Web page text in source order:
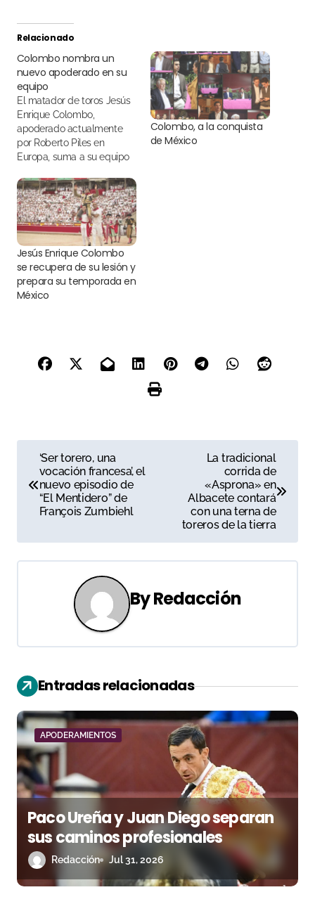
Relacionado
Colombo nombra un
nuevo apoderado en su
equipo
El matador de toros Jesús
Enrique Colombo,
apoderado actualmente
por Roberto Piles en
Europa, suma a su equipo
conocimiento del taurino
Fernando Ochoa para
dirigir su carrera en México
Colombo, a la conquista
de México
Jesús Enrique Colombo
se recupera de su lesión y
prepara su temporada en
México
a
e
g
i
ó
n
d
e
e
n
r
‘Ser torero, una
vocación francesa’, el
nuevo episodio de
“El Mentidero” de
François Zumbiehl
La tradicional
corrida de
«Asprona» en
Albacete contará
con una terna de
toreros de la tierra
ByRedacción
Entradas relacionadas
APODERAMIENTOS
Paco Ureña y Juan Diego separan
sus caminos profesionales
Redacción Jul 31, 2026